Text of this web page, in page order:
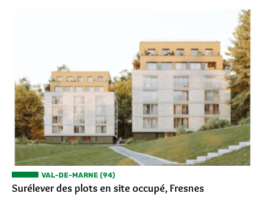
VAL-DE-MARNE (94)
Surélever des plots en site occupé, Fresnes